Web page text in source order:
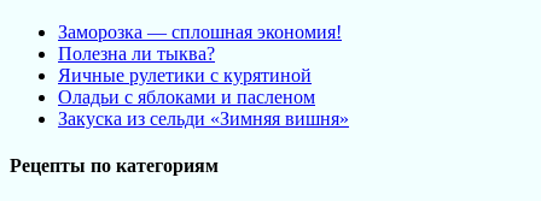
Заморозка — сплошная экономия!
Полезна ли тыква?
Яичные рулетики с курятиной
Оладьи с яблоками и пасленом
Закуска из сельди «Зимняя вишня»
Рецепты по категориям